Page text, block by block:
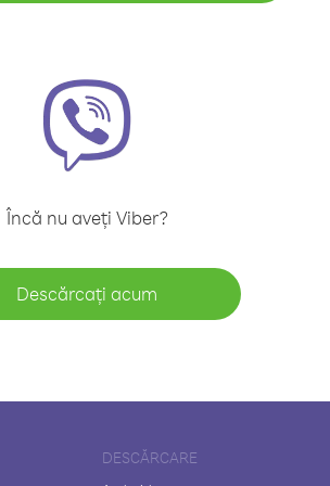
Încă nu aveți Viber?
Descărcați acum
DESCĂRCARE